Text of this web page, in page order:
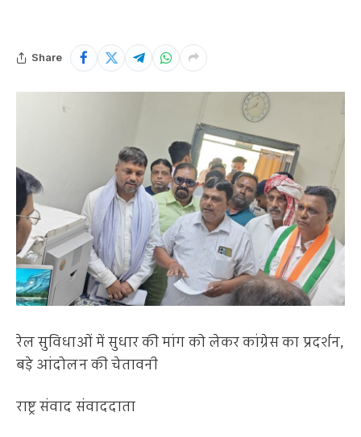
Share
रेल सुविधाओं में सुधार की मांग को लेकर कांग्रेस का प्रदर्शन,
बड़े आंदोलन की चेतावनी
राष्ट्र संवाद संवाददाता